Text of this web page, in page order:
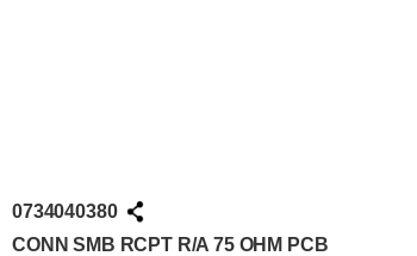
0734040380
CONN SMB RCPT R/A 75 OHM PCB